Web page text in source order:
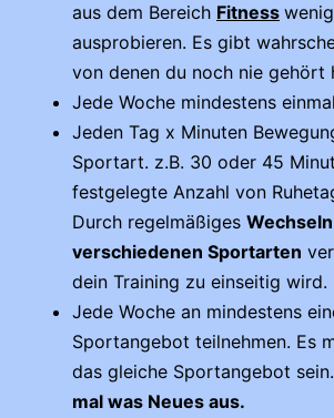
aus dem Bereich Fitness
ausprobieren. Es gibt
von denen du noch nie gehört
Jede Woche mindestens einmal
Jeden Tag x Minuten
Sportart. z.B. 30 oder 45
festgelegte Anzahl von
Durch regelmäßiges
verschiedenen Sportarten
dein Training zu einseitig wird.
Jede Woche an mindestens
Sportangebot teilnehmen. Es
das gleiche Sportangebot sein.
mal was Neues aus.